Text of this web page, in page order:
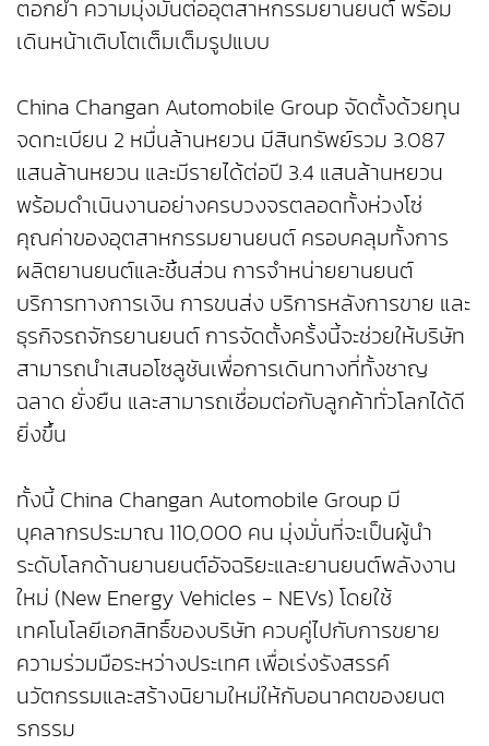
ตอกย้ำ ความมุ่งมั่นต่ออุตสาหกรรมยานยนต์ พร้อม
เดินหน้าเติบโตเต็มเต็มรูปแบบ
China Changan Automobile Group จัดตั้งด้วยทุน
จดทะเบียน 2 หมื่นล้านหยวน มีสินทรัพย์รวม 3.087
แสนล้านหยวน และมีรายได้ต่อปี 3.4 แสนล้านหยวน
พร้อมดำเนินงานอย่างครบวงจรตลอดทั้งห่วงโซ่
คุณค่าของอุตสาหกรรมยานยนต์ ครอบคลุมทั้งการ
ผลิตยานยนต์และชิ้นส่วน การจำหน่ายยานยนต์
บริการทางการเงิน การขนส่ง บริการหลังการขาย และ
ธุรกิจรถจักรยานยนต์ การจัดตั้งคร้้งนี้จะช่วยให้บริษัท
สามารถนำเสนอโซลูชันเพื่อการเดินทางที่ทั้งชาญ
ฉลาด ยั่งยืน และสามารถเชื่อมต่อกับลูกค้าทั่วโลกได้ดี
ยิ่งขึ้น
ทั้งนี้ China Changan Automobile Group มี
บุคลากรประมาณ 110,000 คน มุ่งมั่นที่จะเป็นผู้นำ
ระดับโลกด้านยานยนต์อัจฉริยะและยานยนต์พลังงาน
ใหม่ (New Energy Vehicles - NEVs) โดยใช้
เทคโนโลยีเอกสิทธิ์ของบริษัท ควบคู่ไปกับการขยาย
ความร่วมมือระหว่างประเทศ เพื่อเร่งรังสรรค์
นวัตกรรมและสร้างนิยามใหม่ให้กับอนาคตของยนต
รกรรม